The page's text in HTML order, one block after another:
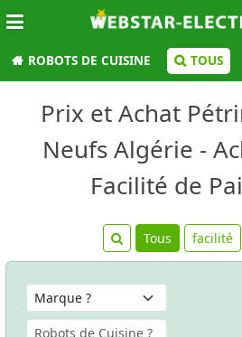
ROBOTS DE CUISINE TOUS
Prix et Achat
Neufs Algérie -
Facilité de
Tous facilité